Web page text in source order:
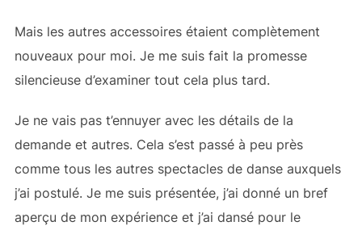
Mais les autres accessoires étaient complètement
nouveaux pour moi. Je me suis fait la promesse
silencieuse d’examiner tout cela plus tard.
Je ne vais pas t’ennuyer avec les détails de la
demande et autres. Cela s’est passé à peu près
comme tous les autres spectacles de danse auxquels
j’ai postulé. Je me suis présentée, j’ai donné un bref
aperçu de mon expérience et j’ai dansé pour le